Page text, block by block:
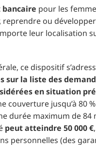
bancaire pour les
reprendre ou
leur localisation
ce dispositif
sur la liste des
en situation
couverture jusqu’à 80
durée maximum de 84
peut atteindre 50 000 €
personnelles (des